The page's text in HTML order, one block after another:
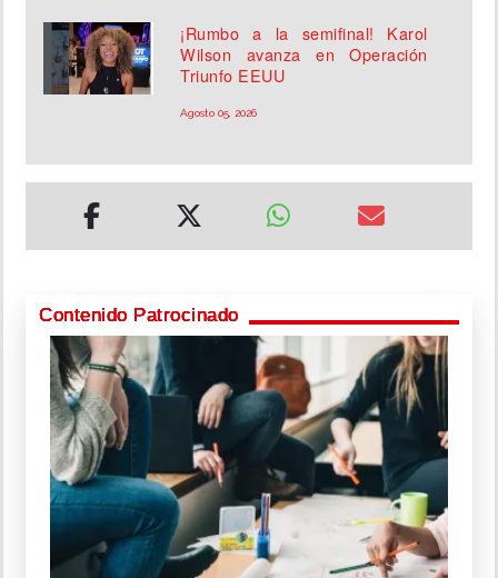
¡Rumbo a la semifinal! Karol
Wilson avanza en Operación
Triunfo EEUU
Agosto 05, 2026
Contenido Patrocinado